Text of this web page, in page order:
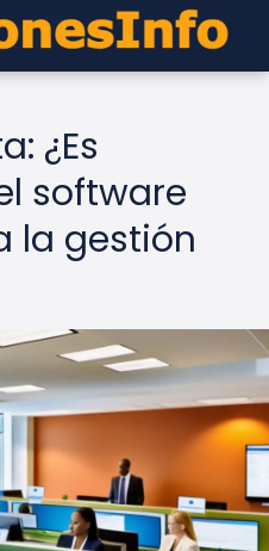
¿Es
software
la gestión